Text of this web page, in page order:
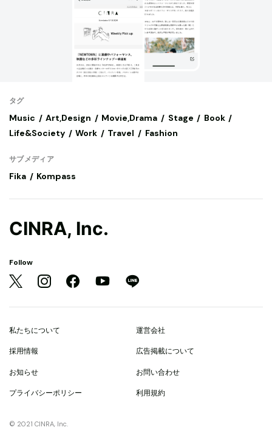
タグ
Music Art,Design Movie,Drama Stage
Book
Life&Society
Work Travel Fashion
サブメディア
Fika Kompass
CINRA, Inc.
Follow
私たちについて 運営会社
採用情報 広告掲載について
お知らせ お問い合わせ
プライバシーポリシー 利用規約
© 2021 CINRA, Inc.